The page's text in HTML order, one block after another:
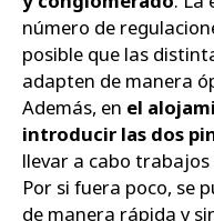
número de
posible que las
adapten de manera
Además, en el
introducir las dos
llevar a cabo
Por si fuera poco, se
de manera rápida y